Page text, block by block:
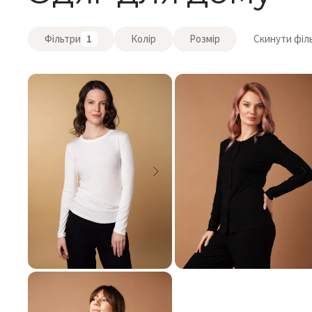
Фільтри 1 Колір Розмір Скинути